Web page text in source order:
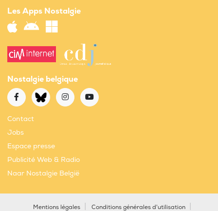
Les Apps Nostalgie
Nostalgie belgique
Contact
Jobs
Espace presse
Publicité Web & Radio
Naar Nostalgie België
Mentions légales Conditions générales d'utilisation